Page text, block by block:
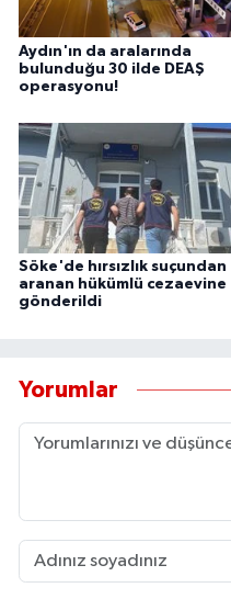
Aydın'ın da aralarında
bulunduğu 30 ilde DEAŞ
operasyonu!
Söke'de hırsızlık suçundan
aranan hükümlü cezaevine
gönderildi
Yorumlar